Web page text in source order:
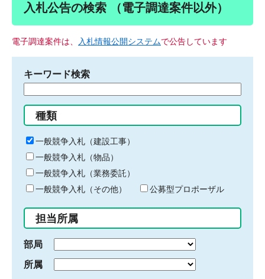
入札公告の検索 （電子調達案件以外）
電子調達案件は、 入札情報公開システムで公告しています
キーワード検索
る
キ
ー
ワ
ー
ド
入
力
種類
一般競争入札（建設工事）
一般競争入札（物品）
一般競争入札（業務委託）
一般競争入札（その他）
公募型プロポーザル
担当所属
部局
所属